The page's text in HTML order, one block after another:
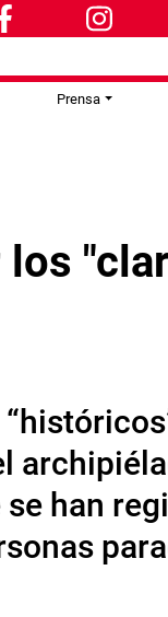
Prensa
han